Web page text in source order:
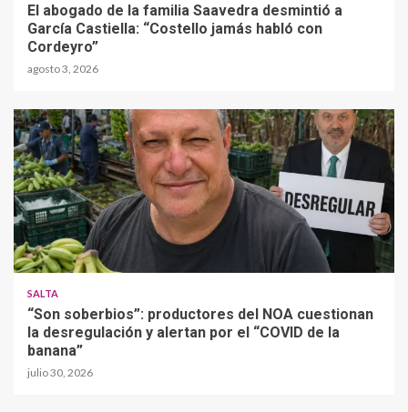
El abogado de la familia Saavedra desmintió a
García Castiella: “Costello jamás habló con
Cordeyro”
agosto 3, 2026
SALTA
“Son soberbios”: productores del NOA cuestionan
la desregulación y alertan por el “COVID de la
banana”
julio 30, 2026